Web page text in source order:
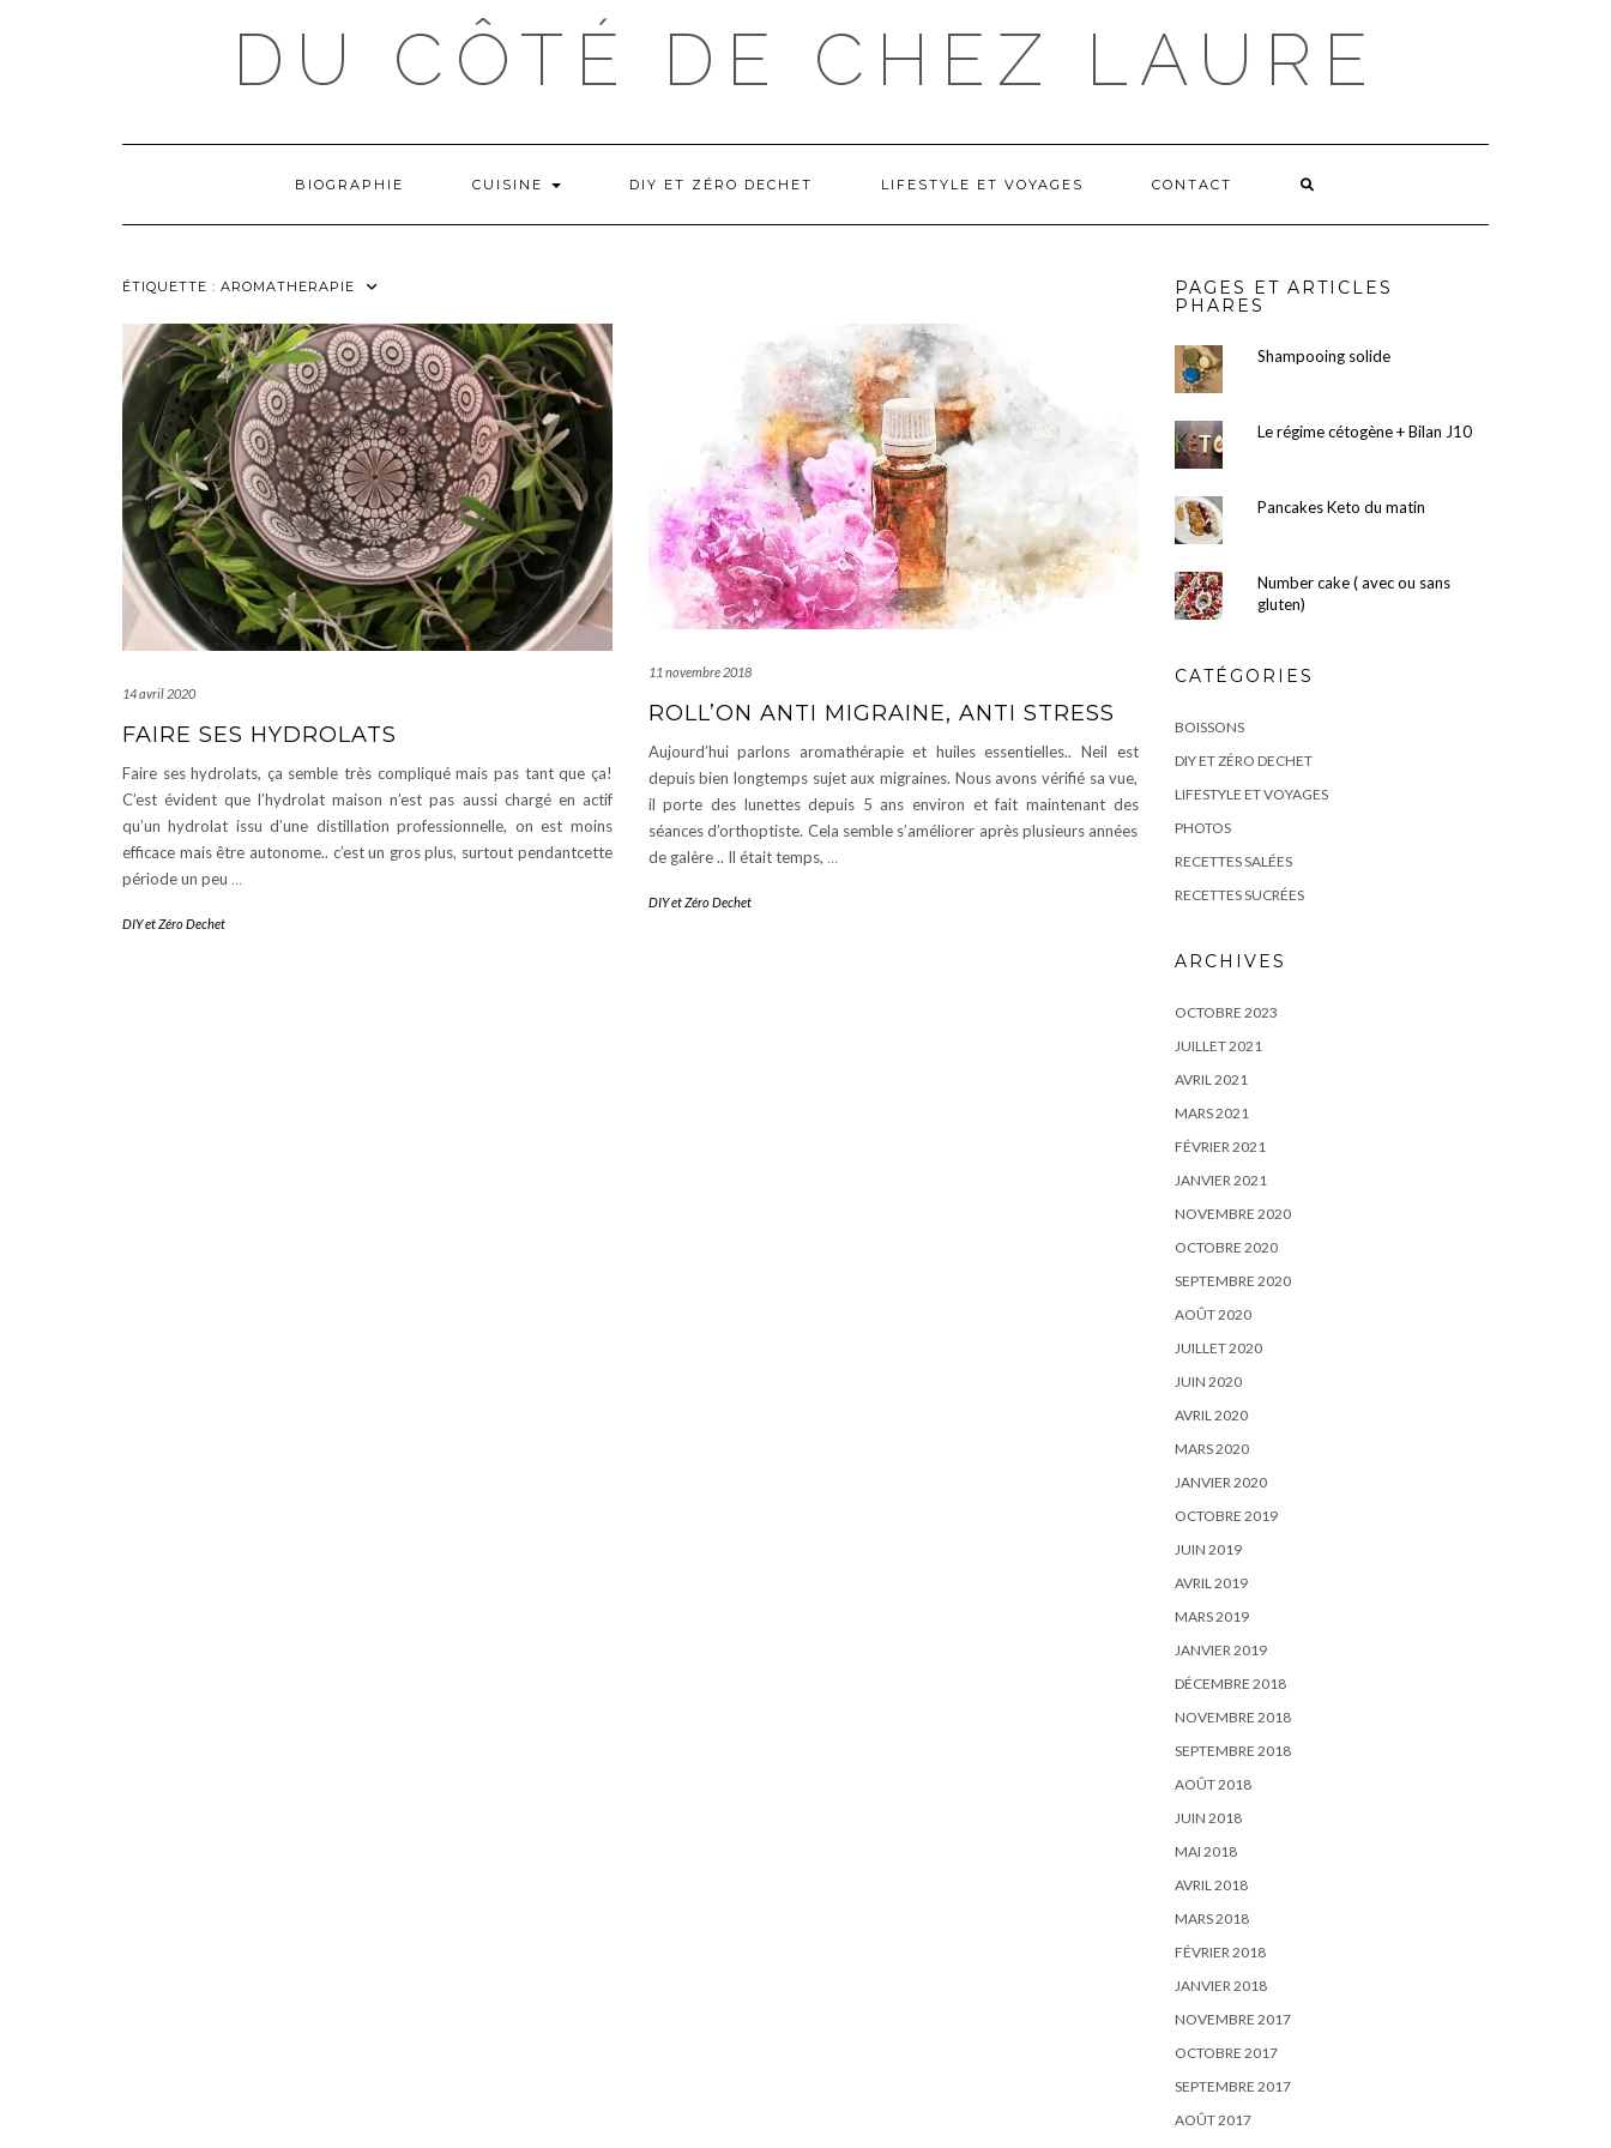
DU CÔTÉ DE CHEZ LAURE
BIOGRAPHIE CUISINE DIY ET ZÉRO DECHET LIFESTYLE ET VOYAGES CONTACT
ÉTIQUETTE : AROMATHERAPIE
14 avril 2020
FAIRE SES HYDROLATS
Faire ses hydrolats, ça semble très compliqué mais pas tant que ça!
C’est évident que l’hydrolat maison n’est pas aussi chargé en actif
qu’un hydrolat issu d’une distillation professionnelle, on est moins
efficace mais être autonome.. c’est un gros plus, surtout pendantcette
période un peu …
DIY et Zéro Dechet
11 novembre 2018
ROLL’ON ANTI MIGRAINE, ANTI STRESS
Aujourd’hui parlons aromathérapie et huiles essentielles.. Neil est
depuis bien longtemps sujet aux migraines. Nous avons vérifié sa vue,
il porte des lunettes depuis 5 ans environ et fait maintenant des
séances d’orthoptiste. Cela semble s’améliorer après plusieurs années
de galère .. Il était temps, …
DIY et Zéro Dechet
PAGES ET ARTICLES
PHARES
Shampooing solide
Le régime cétogène + Bilan J10
Pancakes Keto du matin
Number cake ( avec ou sans
gluten)
CATÉGORIES
BOISSONS
DIY ET ZÉRO DECHET
LIFESTYLE ET VOYAGES
PHOTOS
RECETTES SALÉES
RECETTES SUCRÉES
ARCHIVES
OCTOBRE 2023
JUILLET 2021
AVRIL 2021
MARS 2021
FÉVRIER 2021
JANVIER 2021
NOVEMBRE 2020
OCTOBRE 2020
SEPTEMBRE 2020
AOÛT 2020
JUILLET 2020
JUIN 2020
AVRIL 2020
MARS 2020
JANVIER 2020
OCTOBRE 2019
JUIN 2019
AVRIL 2019
MARS 2019
JANVIER 2019
DÉCEMBRE 2018
NOVEMBRE 2018
SEPTEMBRE 2018
AOÛT 2018
JUIN 2018
MAI 2018
AVRIL 2018
MARS 2018
FÉVRIER 2018
JANVIER 2018
NOVEMBRE 2017
OCTOBRE 2017
SEPTEMBRE 2017
AOÛT 2017